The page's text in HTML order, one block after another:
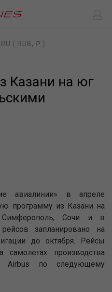
RU ( RUB, ₽ )
Казани на юг
авиалинии» в апреле
программу из Казани на
Симферополь, Сочи и в
запланировано на
до октября. Рейсы
самолетах производства
Airbus по следующему